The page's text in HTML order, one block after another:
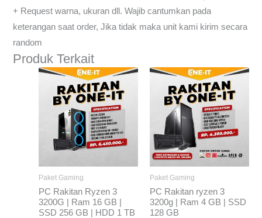
+ Request warna, ukuran dll. Wajib cantumkan pada
keterangan saat order, Jika tidak maka unit kami kirim secara
random
Produk Terkait
Paket Gaming
PC Rakitan Ryzen 3
3200G | Ram 16 GB |
SSD 256 GB | HDD 1 TB
Paket Gaming
PC Rakitan ryzen 3
3200g | Ram 4 GB | SSD
128 GB